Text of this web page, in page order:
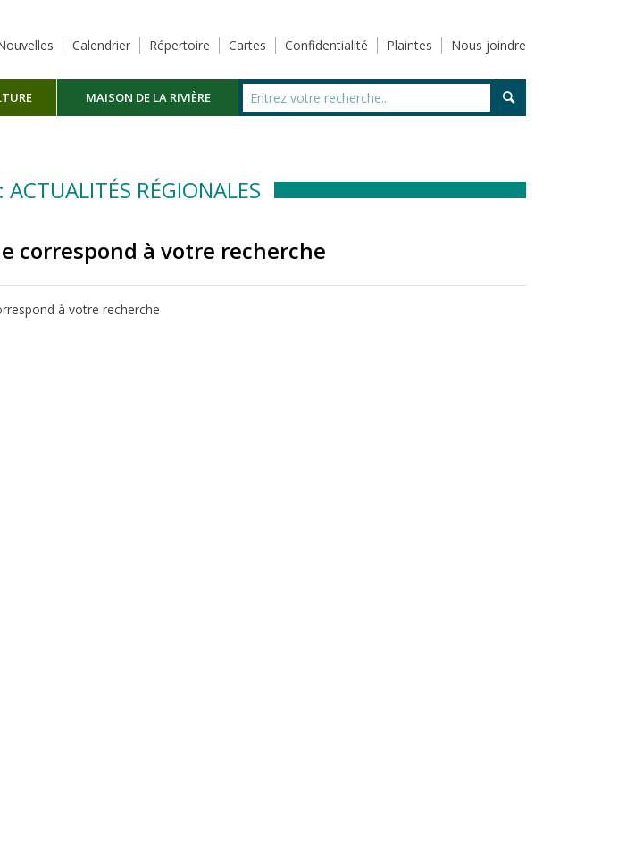
Calendrier Répertoire Cartes Confidentialité Plaintes Nous joindre
MAISON DE LA RIVIÈRE
ACTUALITÉS RÉGIONALES
correspond à votre recherche
à votre recherche